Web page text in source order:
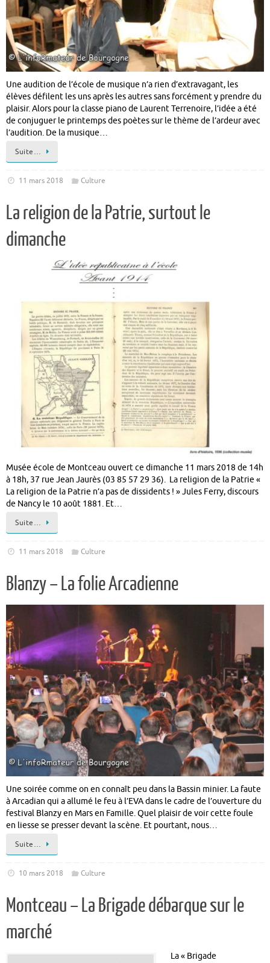
Une audition de l’école de musique n’a rien d’extravagant, les
élèves défilent les uns après les autres sans forcément y prendre du
plaisir. Alors pour la classe piano de Laurent Terrenoire, l’idée a été
de conjuguer le printemps des poètes sur le thème de l’ardeur avec
l’audition. De la musique…
Suite…
11 mars 2018 Culture
La religion de la Patrie, surtout le
dimanche
Musée école de Montceau ouvert ce dimanche 11 mars 2018 de 14h
à 18h, 37 rue Jean Jaurès (03 85 57 29 36). La religion de la Patrie «
La religion de la Patrie n’a pas de dissidents ! » Jules Ferry, discours
de Nancy le 10 août 1881. Et…
Suite…
11 mars 2018 Culture
Blanzy – La folie Arcadienne
Une soirée comme on en connaît peu dans la Bassin minier. La faute
à Arcadian qui a allumé le feu à l’EVA dans le cadre de l’ouverture du
festival Blanzy en Mars en Famille. Quel plaisir de voir cette foule
en liesse se presser devant la scène. Et pourtant, nous…
Suite…
10 mars 2018 Culture
Montceau – La Brigade débarque sur le
marché
La « Brigade